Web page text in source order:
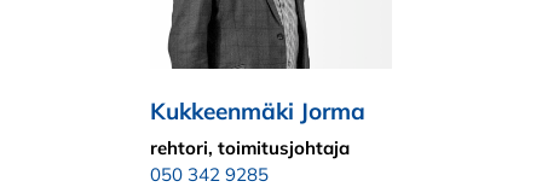
Kukkeenmäki Jorma
rehtori, toimitusjohtaja
050 342 9285